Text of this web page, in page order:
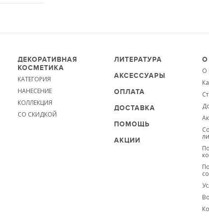
ДЕКОРАТИВНАЯ
КОСМЕТИКА
КАТЕГОРИЯ
НАНЕСЕНИЕ
КОЛЛЕКЦИЯ
СО СКИДКОЙ
ЛИТЕРАТУРА
АКСЕССУАРЫ
ОПЛАТА
ДОСТАВКА
ПОМОЩЬ
АКЦИИ
О
О